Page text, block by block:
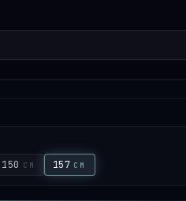
150 CM 157 CM